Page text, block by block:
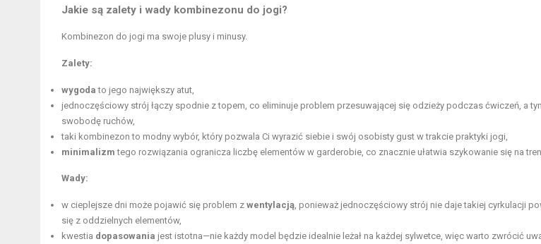
Jakie są zalety i wady kombinezonu do jogi?
Kombinezon do jogi ma swoje plusy i minusy.
Zalety:
wygoda to jego największy atut,
jednoczęściowy strój łączy spodnie z topem, co eliminuje problem przesuwającej się odzieży podczas ćwiczeń, a
swobodę ruchów,
taki kombinezon to modny wybór, który pozwala Ci wyrazić siebie i swój osobisty gust w trakcie praktyki jogi,
minimalizm tego rozwiązania ogranicza liczbę elementów w garderobie, co znacznie ułatwia szykowanie się na
Wady:
w cieplejsze dni może pojawić się problem z wentylacją , ponieważ jednoczęściowy strój nie daje takiej cyrkulacji
się z oddzielnych elementów,
kwestia dopasowania jest istotna—nie każdy model będzie idealnie leżał na każdej sylwetce, więc warto zwrócić